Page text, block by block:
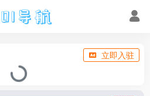
立即入驻